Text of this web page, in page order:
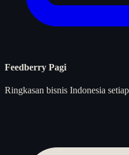
Feedberry Pagi
Ringkasan bisnis Indonesia